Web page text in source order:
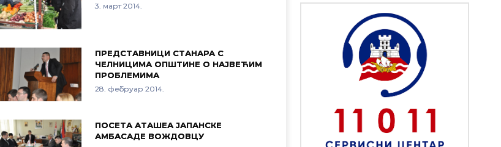
3. март 2014.
ПРЕДСТАВНИЦИ СТАНАРА С
ЧЕЛНИЦИМА ОПШТИНЕ О НАЈВЕЋИМ
ПРОБЛЕМИМА
28. фебруар 2014.
ПОСЕТА АТАШЕА ЈАПАНСКЕ
АМБАСАДЕ ВОЖДОВЦУ